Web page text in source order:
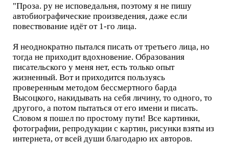
"Проза. ру не исповедальня, поэтому я не пишу
автобиографические произведения, даже если
повествование идёт от 1-го лица.
Я неоднократно пытался писать от третьего лица, но
тогда не приходит вдохновение. Образования
писательского у меня нет, есть только опыт
жизненный. Вот и приходится пользуясь
проверенным методом бессмертного барда
Высоцкого, накидывать на себя личину, то одного, то
другого, а потом пытаться от его имени и писать.
Словом я пошел по простому пути! Все картинки,
фотографии, репродукции с картин, рисунки взяты из
интернета, от всей души благодарю их авторов.